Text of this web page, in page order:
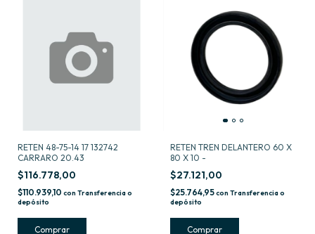
RETEN 48-75-14 17 132742
CARRARO 20.43
$116.778,00
$110.939,10 con Transferencia o
depósito
RETEN TREN DELANTERO 60 X
80 X 10 -
$27.121,00
$25.764,95con Transferencia o
depósito